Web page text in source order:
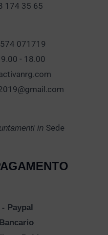
174 35 65
071719
- 18.00
in Sede
Paypal